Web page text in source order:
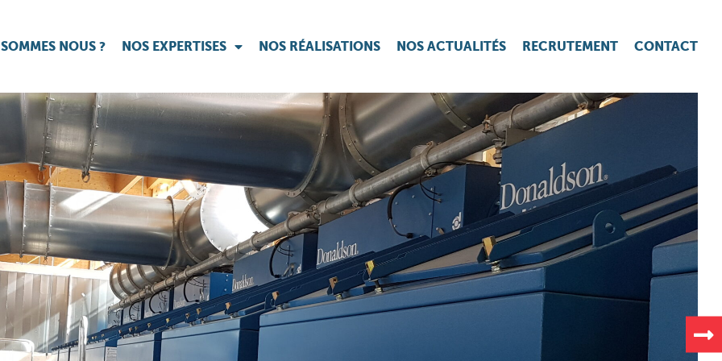
NOUS ? NOS EXPERTISES NOS RÉALISATIONS NOS ACTUALITÉS RECRUTEMENT CONTACT